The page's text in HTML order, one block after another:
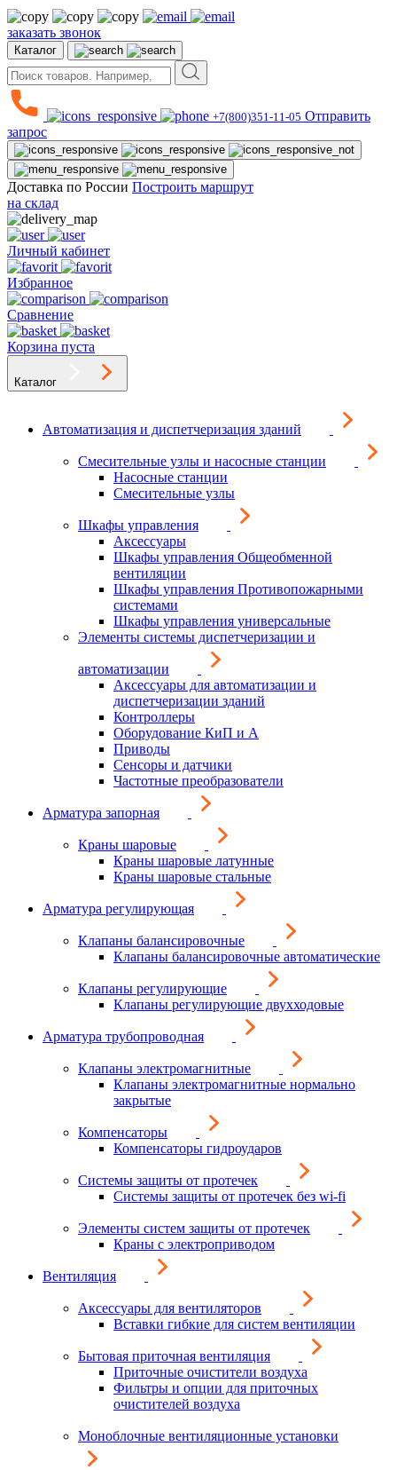
заказать звонок
Каталог
+7(800)351-11-05 Отправить
запрос
Доставка по России Построить маршрут
на склад
Личный кабинет
Избранное
Сравнение
Корзина пуста
Каталог
Автоматизация и диспетчеризация зданий
Смесительные узлы и насосные станции
Насосные станции
Смесительные узлы
Шкафы управления
Аксессуары
Шкафы управления Общеобменной
вентиляции
Шкафы управления Противопожарными
системами
Шкафы управления универсальные
Элементы системы диспетчеризации и
автоматизации
Аксессуары для автоматизации и
диспетчеризации зданий
Контроллеры
Оборудование КиП и А
Приводы
Сенсоры и датчики
Частотные преобразователи
Арматура запорная
Краны шаровые
Краны шаровые латунные
Краны шаровые стальные
Арматура регулирующая
Клапаны балансировочные
Клапаны балансировочные автоматические
Клапаны регулирующие
Клапаны регулирующие двухходовые
Арматура трубопроводная
Клапаны электромагнитные
Клапаны электромагнитные нормально
закрытые
Компенсаторы
Компенсаторы гидроударов
Системы защиты от протечек
Системы защиты от протечек без wi-fi
Элементы систем защиты от протечек
Краны с электроприводом
Вентиляция
Аксессуары для вентиляторов
Вставки гибкие для систем вентиляции
Бытовая приточная вентиляция
Приточные очистители воздуха
Фильтры и опции для приточных
очистителей воздуха
Моноблочные вентиляционные установки